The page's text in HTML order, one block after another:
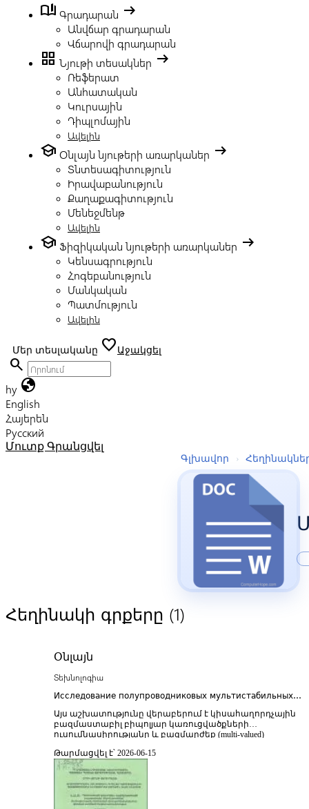
book_ribbon Գրադարան arrow_right_alt
Անվճար գրադարան
Վճարովի գրադարան
grid_view Նյութի տեսակներ arrow_right_alt
Ռեֆերատ
Անհատական
Կուրսային
Դիպլոմային
Ավելին
school Օնլայն նյութերի առարկաներ arrow_right_alt
Տնտեսագիտություն
Իրավաբանություն
Քաղաքագիտություն
Մենեջմենթ
Ավելին
school Ֆիզիկական նյութերի առարկաներ arrow_right_alt
Կենսագրություն
Հոգեբանություն
Մանկական
Պատմություն
Ավելին
Մեր տեսլականը favoriteԱջակցել
search
hy globe
English
Հայերեն
Русский
Մուտք Գրանցվել
Գլխավոր ›
Հեղինակի գրքերը (1)
Օնլայն
Տեխնոլոգիա
Исследование полупроводниковых мультистабильных
элементной базы
Այս աշխատությունը վերաբերում է կիսահաղորդչային
բազմաստաբիլ բիպոլյար կառուցվածքների
ուսումնասիրությանը և բազմարժեք (multi-valued)
հաշվողական տեխնիկայի տեսական ու կիրառական
հիմնախնդիրների համատեքստում։ Հետազոտության
հիմնական նպատակն է վերլուծել այն ֆիզիկական և
էլեկտրական գործընթացները, որոնք ապահովում են
կիսահաղորդչային կառուցվածքներում բազմաստաբիլ
վիճակների գոյությունը, ինչպես նաև մշակել
Թարմացվել է՝ 2026-06-15